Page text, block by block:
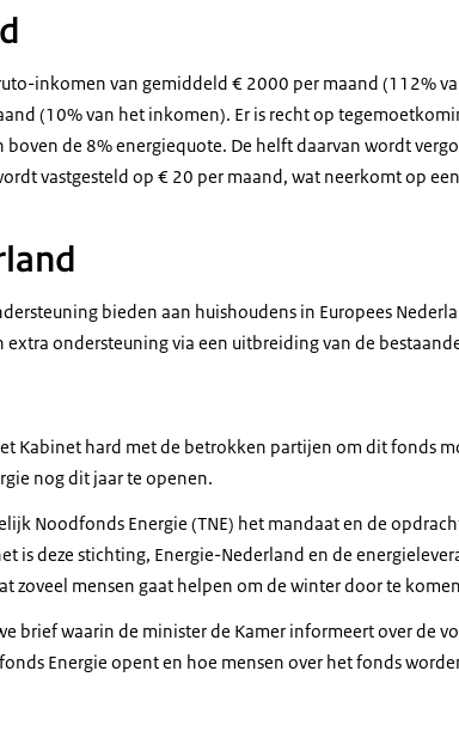
inkomen van gemiddeld € 2000 per maand (112%
(10% van het inkomen). Er is recht op
boven de 8% energiequote. De helft daarvan wordt
vastgesteld op € 20 per maand, wat neerkomt op
bieden aan huishoudens in Europees
extra ondersteuning via een uitbreiding van de
Kabinet hard met de betrokken partijen om dit fonds
nog dit jaar te openen.
Noodfonds Energie (TNE) het mandaat en de
is deze stichting, Energie-Nederland en de
zoveel mensen gaat helpen om de winter door te
brief waarin de minister de Kamer informeert over de
Energie opent en hoe mensen over het fonds